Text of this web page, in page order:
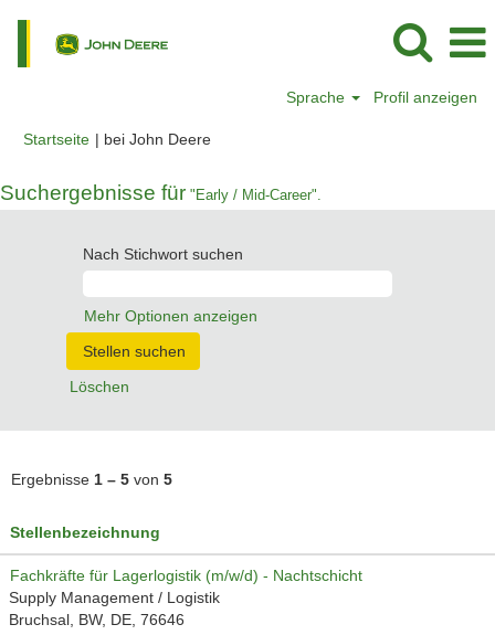
Sprache Profil anzeigen
Startseite | bei John Deere(aktuelle
Suchergebnisse für "Early / Mid-Career".
Nach Stichwort suchen
Mehr Optionen anzeigen
Löschen
Ergebnisse 1 – 5 von 5
Stellenbezeichnung
Fachkräfte für Lagerlogistik (m/w/d) - Nachtschicht
Supply Management / Logistik
Bruchsal, BW, DE, 76646